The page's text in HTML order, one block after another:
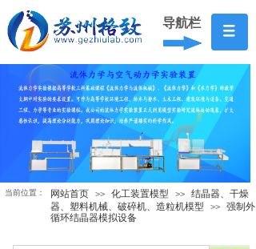
导航栏
当前位置： 网站首页 >> 化工装置模型 >>
结晶器、干燥
器、塑料机械、破碎机、造粒机模型
>>
强制外
循环结晶器模拟设备